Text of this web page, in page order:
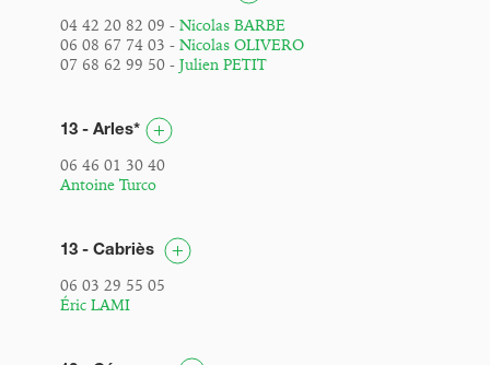
04 42 20 82 09 - Nicolas BARBE
06 08 67 74 03 - Nicolas OLIVERO
07 68 62 99 50 - Julien PETIT
13 - Arles*
06 46 01 30 40
Antoine Turco
13 - Cabriès
06 03 29 55 05
Éric LAMI